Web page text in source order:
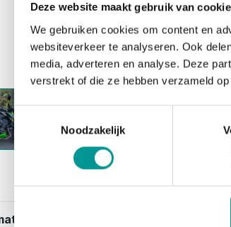
Deze website maakt gebruik van
We gebruiken cookies om content en
websiteverkeer te analyseren. Ook
media, adverteren en analyse. Deze
verstrekt of die ze hebben verzameld
Toestemmingsselectie
Noodzakelijk